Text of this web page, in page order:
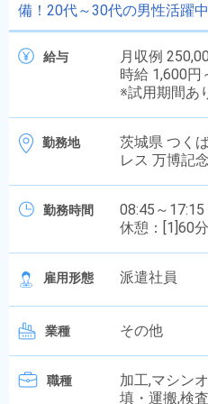
備！20代～30代の男性活躍
給与
月収例
時給 1,600円
※試用期間あ
勤務地
茨城県 つく
レス 万博記
勤務時間
08:45～17:15
休憩：[1]60分
雇用形態 派遣社員
業種 その他
職種
加工,マシン
填・運搬,検